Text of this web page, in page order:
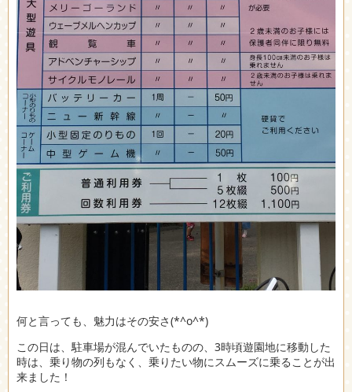
何と言っても、魅力はその安さ(*^o^*)
この日は、駐車場が混んでいたものの、3時頃遊園地に移動した
時は、乗り物の列もなく、乗りたい物にスムーズに乗ることが出
来ました！